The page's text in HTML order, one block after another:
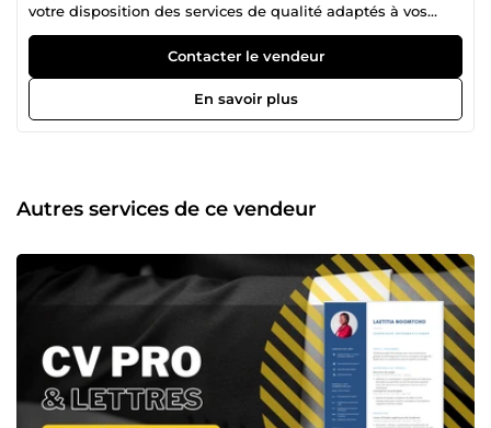
votre disposition des services de qualité adaptés à vos
besoins.
Contacter le vendeur
En savoir plus
Autres services de ce vendeur